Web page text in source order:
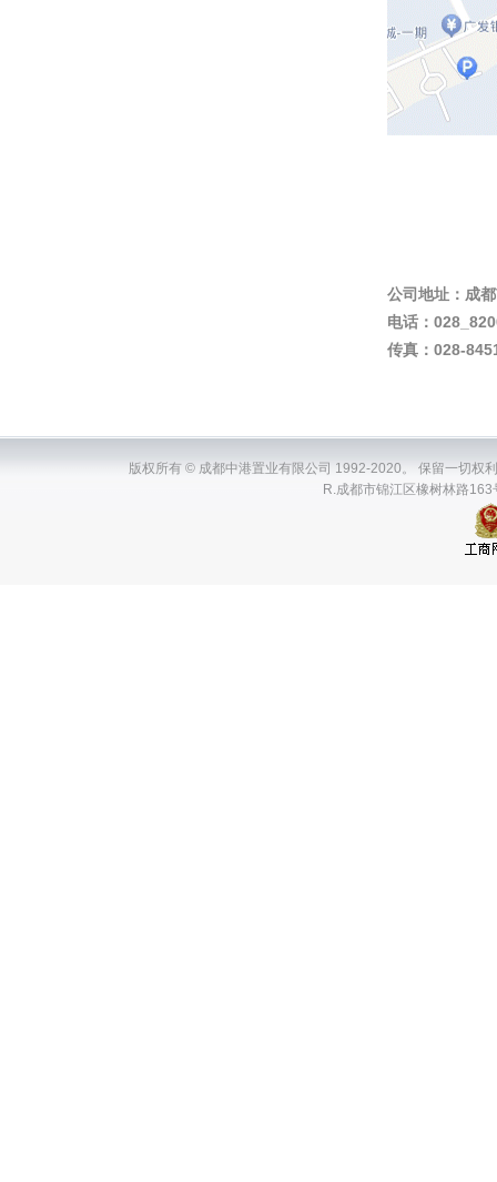
公司地址： 成
电话：
传真：028-
版权所有 © 成都中港置业有限公司 1992-2020。 保留一切
R.成都市锦江区橡树林路